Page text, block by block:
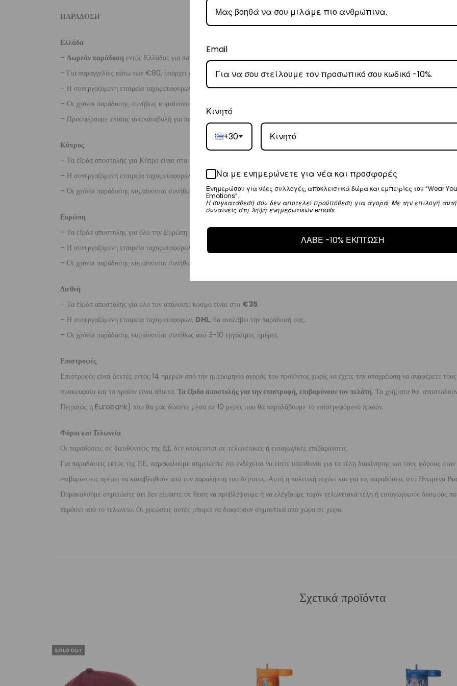
ΠΑΡΑΔΟΣΗ
Ελλάδα
– Δωρεάν παράδοση εντός Ελλάδας για παραγγελίεςάνω των 80€.
– Για παραγγελίες κάτω των €80, υπάρχει σταθερή χρέωση εξόδων αποστολής στα€3
– Η συνεργαζόμενη εταιρεία ταχυμεταφορών,
Courier Center, θα αναλάβει την παράδοσή σας.
– Οι χρόνοι παράδοσης συνήθως κυμαίνονται από 1-3 εργάσιμες ημέρες.
– Προσφέρουμε επίσης αντικαταβολή για παραγγελίες σε όλη την Ελλάδα με extra χρέωση €2.
Κύπρος
– Τα έξοδα αποστολής για Κύπρο είναι στα
– Η συνεργαζόμενη εταιρεία ταχυμεταφορών,
Aramex, θα αναλάβει την παράδοσή σας.
– Οι χρόνοι παράδοσης κυμαίνονται συνήθως από 2-7 εργάσιμες ημέρες.
Ευρώπη
– Τα έξοδα αποστολής για όλο την Ευρώπη είναι στα
– Η συνεργαζόμενη εταιρεία ταχυμεταφορών,
DHL
– Οι χρόνοι παράδοσης κυμαίνονται συνήθως από 3-8 εργάσιμες ημέρες.
Διεθνή
– Τα έξοδα αποστολής για όλο τον υπόλοιπο κόσμο είναι στα €35.
– Η συνεργαζόμενη εταιρεία ταχυμεταφορών, DHL, θα αναλάβει την παράδοσή σας.
– Οι χρόνοι παράδοσης κυμαίνονται συνήθως από 3-10 εργάσιμες ημέρες.
Επιστροφές
Επιστροφές είναι δεκτές εντός 14 ημερών από την ημερομηνία αγοράς του προϊόντος χωρίς να έχετε την υποχρέωση να αναφέρετε
συσκευασία και το προϊόν είναι άθικτα. Τα έξοδα αποστολής για την επιστροφή, επιβαρύνουν τον πελάτη. Τα χρήματα θα
Πειραιώς ή Eurobank) που θα μας δώσετε μέσα σε 10 μέρες που θα παραλάβουμε το επιστρεφόμενο προϊόν.
Φόροι και Τελωνεία
Οι παραδόσεις σε διευθύνσεις της ΕΕ δεν υπόκεινται σε τελωνειακές ή εισαγωγικές επιβαρύνσεις.
Για παραδόσεις εκτός της ΕΕ, παρακαλούμε σημειώστε ότι ενδέχεται να είστε υπεύθυνοι για τα τέλη διακίνησης και τους φόρους
επιβαρύνσεις πρέπει να καταβληθούν από τον παραλήπτη του δέματος. Αυτή η πολιτική ισχύει και για τις παραδόσεις στο Ηνωμένο
Παρακαλούμε σημειώστε ότι δεν είμαστε σε θέση να προβλέψουμε ή να ελέγξουμε τυχόν τελωνειακά τέλη ή εισαγωγικούς δασμούς
περάσει από το τελωνείο. Οι χρεώσεις αυτές μπορεί να διαφέρουν σημαντικά από χώρα σε χώρα.
Σχετικά προϊόντα
SOLD OUT
Email
Κινητό
+30
Να με ενημερώνετε για νέα και προσφορές
Ενημερώσου για νέες συλλογές, αποκλειστικά δώρα και εμπειρίες του “Wear
Emotions”.
Η συγκατάθεσή σου δεν αποτελεί προϋπόθεση για αγορά. Με την επιλογή αυτή
συναινείς στη λήψη ενημερωτικών emails.
ΛΑΒΕ -10% ΕΚΠΤΩΣΗ